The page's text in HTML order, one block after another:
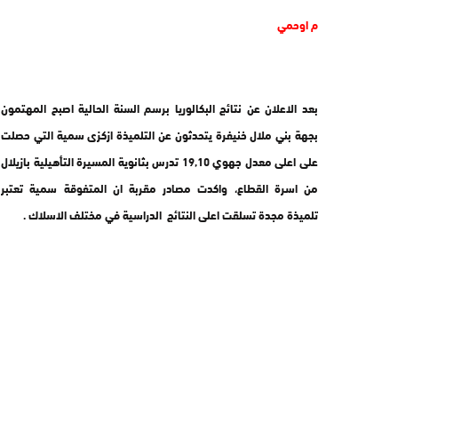
م اوحمي
بعد الاعلان عن نتائج البكالوريا برسم السنة الحالية اصبح المهتمون
بجهة بني ملال خنيفرة يتحدثون عن التلميذة ازكزى سمية التي حصلت
على اعلى معدل جهوي 19,10 تدرس بثانوية المسيرة التأهيلية بازيلال
من اسرة القطاع، واكدت مصادر مقربة ان المتفوقة سمية تعتبر
تلميذة مجدة تسلقت اعلى النتائج الدراسية في مختلف الاسلاك .